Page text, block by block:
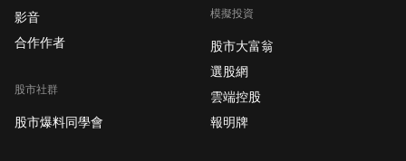
影音
合作作者
股市社群
股市爆料同學會
模擬投資
股市大富翁
選股網
雲端控股
報明牌